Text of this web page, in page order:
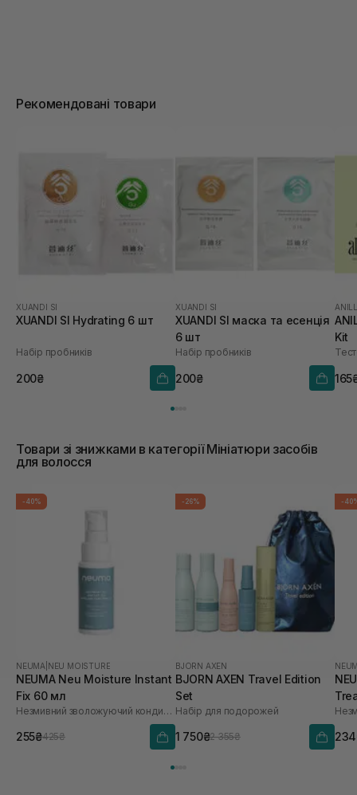
Рекомендовані товари
XUANDI SI
XUANDI SI Hydrating 6 шт
Набір пробників
200₴
XUANDI SI
XUANDI SI маска та есенція
6 шт
Набір пробників
200₴
Kit
Товари зі знижками в категорії Мініатюри засобів
для волосся
-40%
NEUMA NEU MOISTURE
NEUMA Neu Moisture Instant
Fix 60 мл
Незмивний зволожуючий кондиціонер для живлення та розплутування волосся
255₴425₴
-26%
BJORN AXEN
BJORN AXEN Travel Edition
Set
Набір для подорожей
1 750₴2 355₴
-